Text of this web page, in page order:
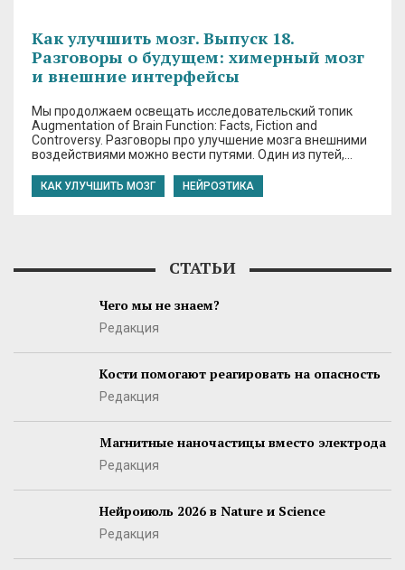
Как улучшить мозг. Выпуск 18.
Разговоры о будущем: химерный мозг
и внешние интерфейсы
Мы продолжаем освещать исследовательский топик
Augmentation of Brain Function: Facts, Fiction and
Controversy. Разговоры про улучшение мозга внешними
воздействиями можно вести путями. Один из путей,…
КАК УЛУЧШИТЬ МОЗГ НЕЙРОЭТИКА
СТАТЬИ
Чего мы не знаем?
Редакция
Кости помогают реагировать на опасность
Редакция
Магнитные наночастицы вместо электрода
Редакция
Нейроиюль 2026 в Nature и Science
Редакция